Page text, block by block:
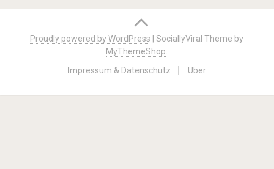
navigation
Proudly powered by WordPress |SociallyViral Theme by
MyThemeShop
Impressum & Datenschutz
Über